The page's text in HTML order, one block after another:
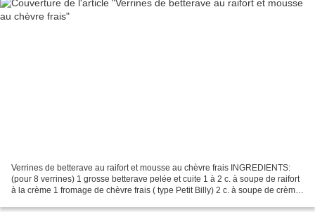
Verrines de betterave au raifort et mousse au chèvre frais INGREDIENTS:
(pour 8 verrines) 1 grosse betterave pelée et cuite 1 à 2 c. à soupe de raifort
à la crème 1 fromage de chèvre frais ( type Petit Billy) 2 c. à soupe de crème